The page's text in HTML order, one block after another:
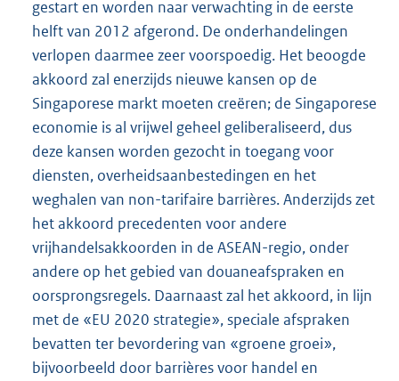
gestart en worden naar verwachting in de eerste
helft van 2012 afgerond. De onderhandelingen
verlopen daarmee zeer voorspoedig. Het beoogde
akkoord zal enerzijds nieuwe kansen op de
Singaporese markt moeten creëren; de Singaporese
economie is al vrijwel geheel geliberaliseerd, dus
deze kansen worden gezocht in toegang voor
diensten, overheidsaanbestedingen en het
weghalen van non-tarifaire barrières. Anderzijds zet
het akkoord precedenten voor andere
vrijhandelsakkoorden in de ASEAN-regio, onder
andere op het gebied van douaneafspraken en
oorsprongsregels. Daarnaast zal het akkoord, in lijn
met de «EU 2020 strategie», speciale afspraken
bevatten ter bevordering van «groene groei»,
bijvoorbeeld door barrières voor handel en